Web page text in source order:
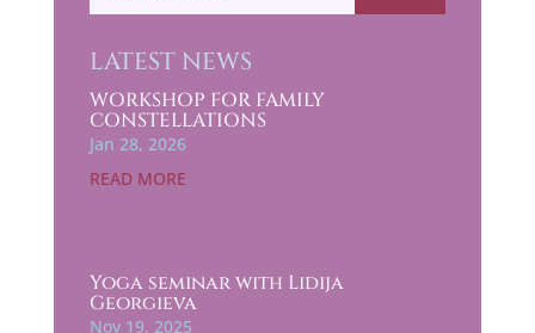
LATEST NEWS
WORKSHOP FOR FAMILY
CONSTELLATIONS
Jan 28, 2026
READ MORE
Yoga seminar with Lidija
Georgieva
Nov 19, 2025